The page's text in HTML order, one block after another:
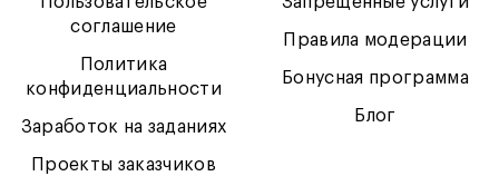
соглашение
Политика
конфиденциальности
Заработок на заданиях
Проекты заказчиков
Правила модерации
Бонусная программа
Блог